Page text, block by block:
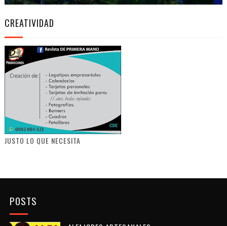
CREATIVIDAD
JUSTO LO QUE NECESITA
POSTS